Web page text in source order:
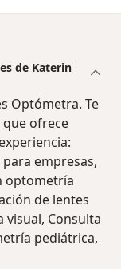
de Katerin
Optómetra. Te
ofrece
empresas,
optometría
de lentes
visual, Consulta
pediátrica,